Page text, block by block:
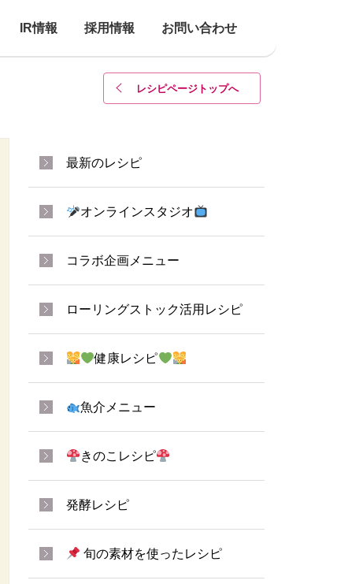
IR情報 採用情報 お問い合わせ
レシピページトップへ
最新のレシピ
オンラインスタジオ
コラボ企画メニュー
ローリングストック活用レシピ
健康レシピ
魚介メニュー
きのこレシピ
発酵レシピ
旬の素材を使ったレシピ